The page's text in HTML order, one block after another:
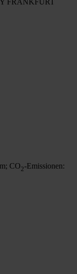
CO2-Emissionen: